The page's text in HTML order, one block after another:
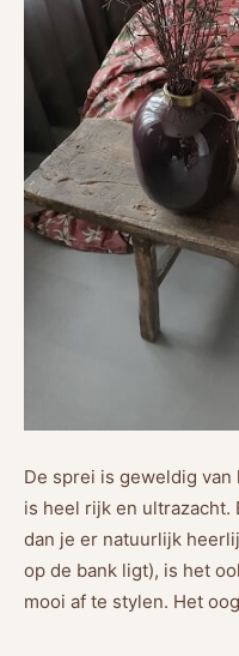
De sprei is geweldig
is heel rijk en ultrazacht.
dan je er natuurlijk
op de bank ligt), is het
mooi af te stylen. Het